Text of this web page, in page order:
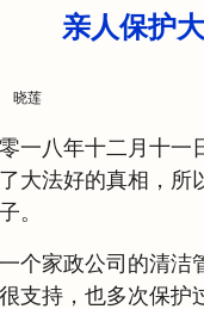
亲人保护
晓莲
零一八年十二月十
大法好的真相，所
。
个家政公司的清洁
支持，也多次保护